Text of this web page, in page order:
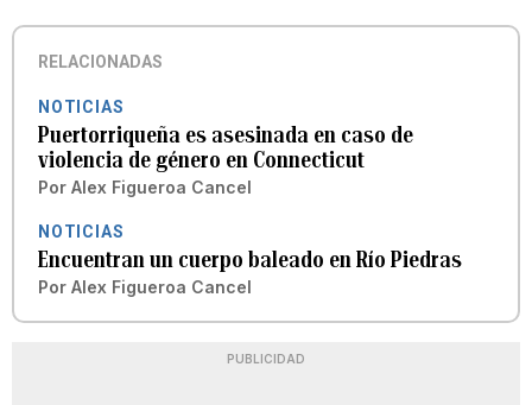
RELACIONADAS
NOTICIAS
Puertorriqueña es asesinada en caso de
violencia de género en Connecticut
Por Alex Figueroa Cancel
NOTICIAS
Encuentran un cuerpo baleado en Río Piedras
Por Alex Figueroa Cancel
PUBLICIDAD